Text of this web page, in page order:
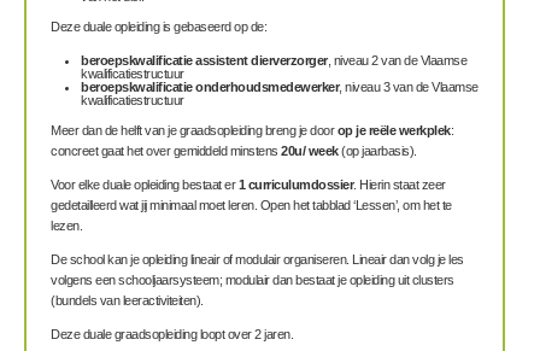
Deze duale opleiding is gebaseerd op de:
beroepskwalificatie assistent dierverzorger, niveau 2 van de Vlaamse
kwalificatiestructuur
beroepskwalificatie onderhoudsmedewerker, niveau 3 van de Vlaamse
kwalificatiestructuur
Meer dan de helft van je graadsopleiding breng je doorop je reële werkplek:
concreet gaat het over gemiddeld minstens 20u/ week(op jaarbasis).
Voor elke duale opleiding bestaat er1 curriculumdossier. Hierin staat zeer
gedetailleerd wat jij minimaal moet leren. Open het tabblad ‘Lessen’, om het te
lezen.
De school kan je opleiding lineair of modulair organiseren. Lineair dan volg je les
volgens een schooljaarsysteem; modulair dan bestaat je opleiding uit clusters
(bundels van leeractiviteiten).
Deze duale graadsopleiding loopt over 2 jaren.